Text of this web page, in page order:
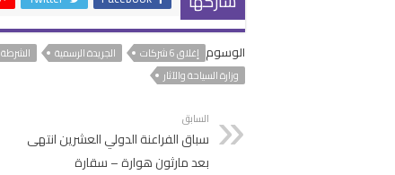
الوسوم إغلاق 6 شركات الجريدة الرسمية الشرطة
وزارة السياحة والآثار
السابق
سباق الفراعنة الدولي العشرين انتهى
بعد مارثون هوارة – سقارة